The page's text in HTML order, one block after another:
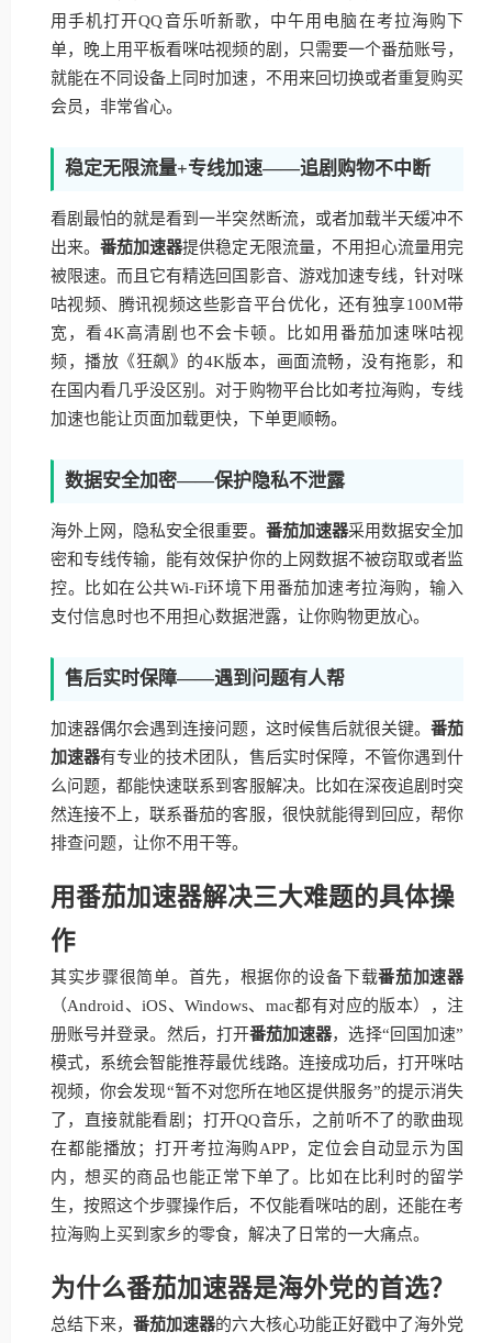
用手机打开QQ音乐听新歌，中午用电脑在考拉海购下
单，晚上用平板看咪咕视频的剧，只需要一个番茄账号，
就能在不同设备上同时加速，不用来回切换或者重复购买
会员，非常省心。
稳定无限流量+专线加速——追剧购物不中断
看剧最怕的就是看到一半突然断流，或者加载半天缓冲不
出来。番茄加速器提供稳定无限流量，不用担心流量用完
被限速。而且它有精选回国影音、游戏加速专线，针对咪
咕视频、腾讯视频这些影音平台优化，还有独享100M带
宽，看4K高清剧也不会卡顿。比如用番茄加速咪咕视
频，播放《狂飙》的4K版本，画面流畅，没有拖影，和
在国内看几乎没区别。对于购物平台比如考拉海购，专线
加速也能让页面加载更快，下单更顺畅。
数据安全加密——保护隐私不泄露
海外上网，隐私安全很重要。 番茄加速器采用数据安全加
密和专线传输，能有效保护你的上网数据不被窃取或者监
控。比如在公共Wi-Fi环境下用番茄加速考拉海购，输入
支付信息时也不用担心数据泄露，让你购物更放心。
售后实时保障——遇到问题有人帮
加速器偶尔会遇到连接问题，这时候售后就很关键。 番茄
加速器有专业的技术团队，售后实时保障，不管你遇到什
么问题，都能快速联系到客服解决。比如在深夜追剧时突
然连接不上，联系番茄的客服，很快就能得到回应，帮你
排查问题，让你不用干等。
用番茄加速器解决三大难题的具体操
作
其实步骤很简单。首先，根据你的设备下载番茄加速器
（Android、iOS、Windows、mac都有对应的版本），注
册账号并登录。然后，打开番茄加速器，选择“回国加速”
模式，系统会智能推荐最优线路。连接成功后，打开咪咕
视频，你会发现“暂不对您所在地区提供服务”的提示消失
了，直接就能看剧；打开QQ音乐，之前听不了的歌曲现
在都能播放；打开考拉海购APP，定位会自动显示为国
内，想买的商品也能正常下单了。比如在比利时的留学
生，按照这个步骤操作后，不仅能看咪咕的剧，还能在考
拉海购上买到家乡的零食，解决了日常的一大痛点。
为什么番茄加速器是海外党的首选？
总结下来，番茄加速器的六大核心功能正好戳中了海外党